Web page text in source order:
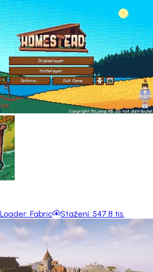
Loader: Fabric Stažení: 547.8 tis.